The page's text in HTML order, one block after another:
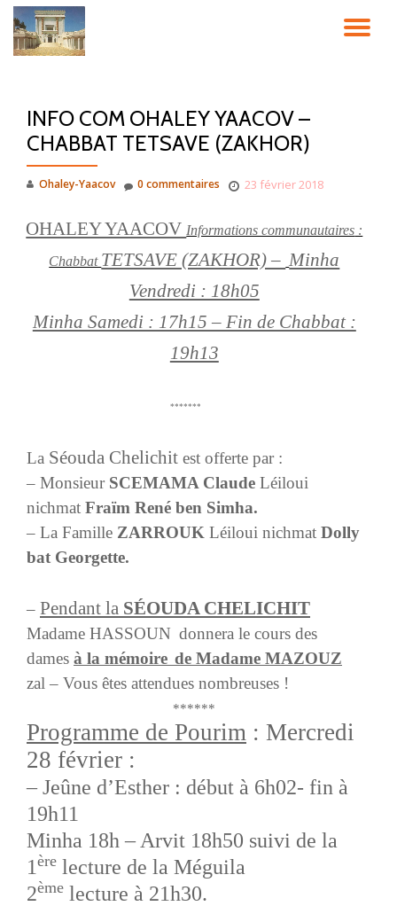
Aller
INFO COM OHALEY YAACOV –
CHABBAT TETSAVE (ZAKHOR)
Ohaley-Yaacov 23 février 2018
0 commentaires
OHALEY YAACOVInformations communautaires :
Chabbat TETSAVE (ZAKHOR) – Minha
Vendredi : 18h05
Minha Samedi : 17h15 – Fin de Chabbat :
19h13
*******
La Séouda Chelichit est offerte par :
– Monsieur SCEMAMA Claude Léiloui
nichmat Fraïm René ben Simha.
– La Famille ZARROUK Léiloui nichmat Dolly
bat Georgette.
– Pendant la SÉOUDA CHELICHIT
Madame HASSOUN donnera le cours des
dames à la mémoire de Madame MAZOUZ
zal – Vous êtes attendues nombreuses !
******
Programme de Pourim : Mercredi
28 février :
– Jeûne d’Esther : début à 6h02- fin à
19h11
Minha 18h – Arvit 18h50 suivi de la
1 ère lecture de la Méguila
2ème lecture à 21h30.